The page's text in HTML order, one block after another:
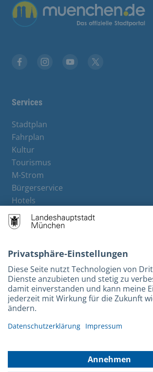
Übergreifende Links
Services
Stadtplan
Fahrplan
Kultur
Tourismus
M-Strom
Bürgerservice
Hotels
Barrierefreiheit
Leichte Sprache
Gebärdensprache
Datenschutz
Kontakt
© 2026 Portal München Betriebs GmbH & Co. KG -